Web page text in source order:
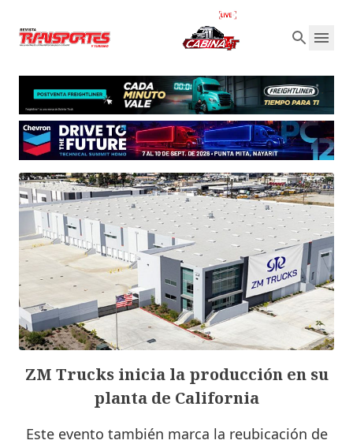
ZM Trucks inicia la producción en su
planta de California
Este evento también marca la reubicación de